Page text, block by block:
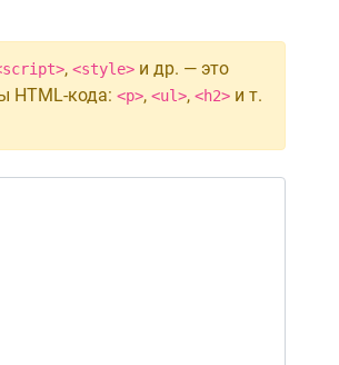
, <style> и др. — это
HTML-кода: <p>, <ul>, <h2> и т.